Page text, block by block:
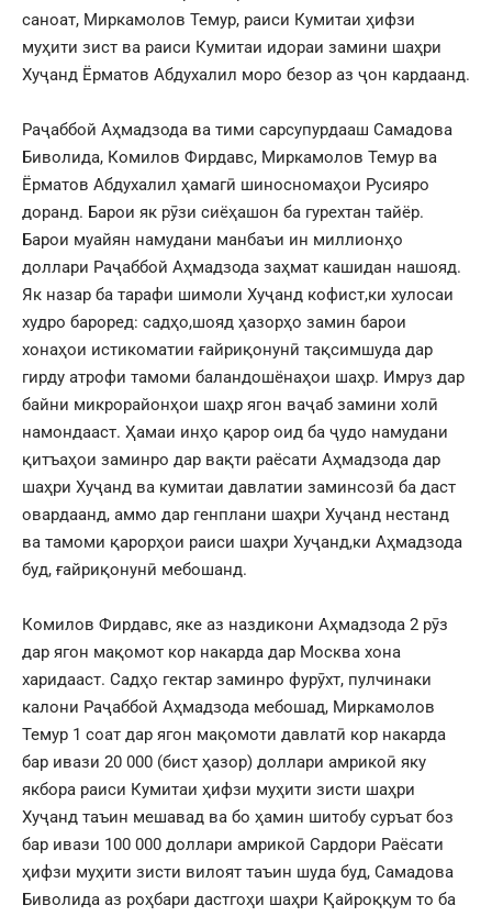
саноат, Миркамолов Темур, раиси Кумитаи ҳифзи
муҳити зист ва раиси Кумитаи идораи замини шаҳри
Хуҷанд Ёрматов Абдухалил моро безор аз ҷон кардаанд.
Раҷаббой Аҳмадзода ва тими сарсупурдааш Самадова
Биволида, Комилов Фирдавс, Миркамолов Темур ва
Ёрматов Абдухалил ҳамагӣ шиносномаҳои Русияро
доранд. Барои як рӯзи сиёҳашон ба гурехтан тайёр.
Барои муайян намудани манбаъи ин миллионҳо
доллари Раҷаббой Аҳмадзода заҳмат кашидан нашояд.
Як назар ба тарафи шимоли Хуҷанд кофист,ки хулосаи
худро бароред: садҳо,шояд ҳазорҳо замин барои
хонаҳои истикоматии ғайриқонунӣ тақсимшуда дар
гирду атрофи тамоми баландошёнаҳои шаҳр. Имруз дар
байни микрорайонҳои шаҳр ягон ваҷаб замини холӣ
намондааст. Ҳамаи инҳо қарор оид ба ҷудо намудани
қитъаҳои заминро дар вақти раёсати Аҳмадзода дар
шаҳри Хуҷанд ва кумитаи давлатии заминсозӣ ба даст
овардаанд, аммо дар генплани шаҳри Хуҷанд нестанд
ва тамоми қарорҳои раиси шаҳри Хуҷанд,ки Аҳмадзода
буд, ғайриқонунӣ мебошанд.
Комилов Фирдавс, яке аз наздикони Аҳмадзода 2 рӯз
дар ягон мақомот кор накарда дар Москва хона
харидааст. Садҳо гектар заминро фурӯхт, пулчинаки
калони Раҷаббой Аҳмадзода мебошад, Миркамолов
Темур 1 соат дар ягон мақомоти давлатӣ кор накарда
бар ивази 20 000 (бист ҳазор) доллари амрикоӣ яку
якбора раиси Кумитаи ҳифзи муҳити зисти шаҳри
Хуҷанд таъин мешавад ва бо ҳамин шитобу суръат боз
бар ивази 100 000 доллари амрикоӣ Сардори Раёсати
ҳифзи муҳити зисти вилоят таъин шуда буд, Самадова
Биволида аз роҳбари дастгоҳи шаҳри Қайроққум то ба